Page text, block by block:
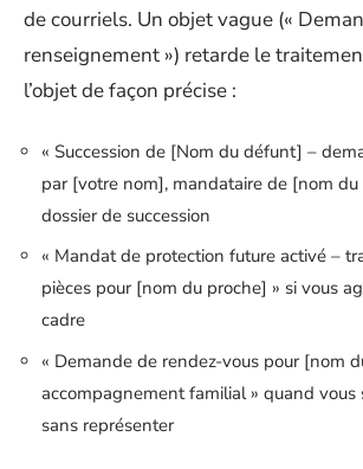
de courriels. Un objet vague («
renseignement ») retarde le
l’objet de façon précise :
« Succession de [Nom du défunt] –
par [votre nom], mandataire de [nom du
dossier de succession
« Mandat de protection future activé –
pièces pour [nom du proche] » si vous
cadre
« Demande de rendez-vous pour [nom
accompagnement familial » quand vous
sans représenter